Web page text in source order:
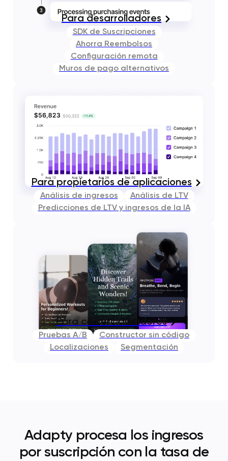
Para desarrolladores
SDK de Suscripciones
Ahorra Reembolsos
Configuración remota
Muros de pago alternativos
Para propietarios de aplicaciones
Análisis de ingresos
Análisis de LTV
Predicciones de LTV y ingresos de la IA
Para comercializadores
Pruebas A/B
Constructor sin código
Localizaciones
Segmentación
Adapty procesa los ingresos
por suscripción con la tasa de